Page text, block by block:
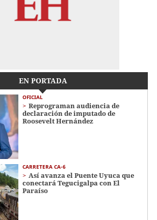
EN PORTADA
OFICIAL
Reprograman audiencia de
declaración de imputado de
Roosevelt Hernández
CARRETERA CA-6
Así avanza el Puente Uyuca que
conectará Tegucigalpa con El
Paraíso